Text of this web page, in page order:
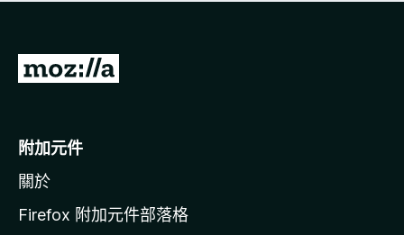
有
前
o
i
l
附加元件
關於
Firefox 附加元件部落格